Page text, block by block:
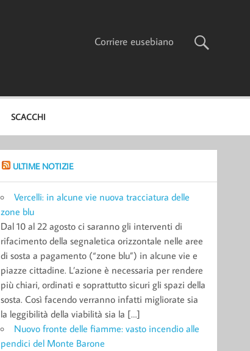
Corriere eusebiano
SCACCHI
ULTIME NOTIZIE
Vercelli: in alcune vie nuova tracciatura delle
zone blu
Dal 10 al 22 agosto ci saranno gli interventi di
rifacimento della segnaletica orizzontale nelle aree
di sosta a pagamento (“zone blu”) in alcune vie e
piazze cittadine. L’azione è necessaria per rendere
più chiari, ordinati e soprattutto sicuri gli spazi della
sosta. Così facendo verranno infatti migliorate sia
la leggibilità della viabilità sia la […]
Nuovo fronte delle fiamme: vasto incendio alle
pendici del Monte Barone